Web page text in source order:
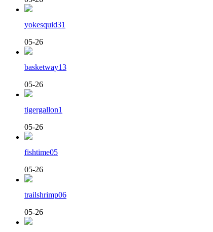
yokesquid31
05-26
basketway13
05-26
tigergallon1
05-26
fishtime05
05-26
trailshrimp06
05-26